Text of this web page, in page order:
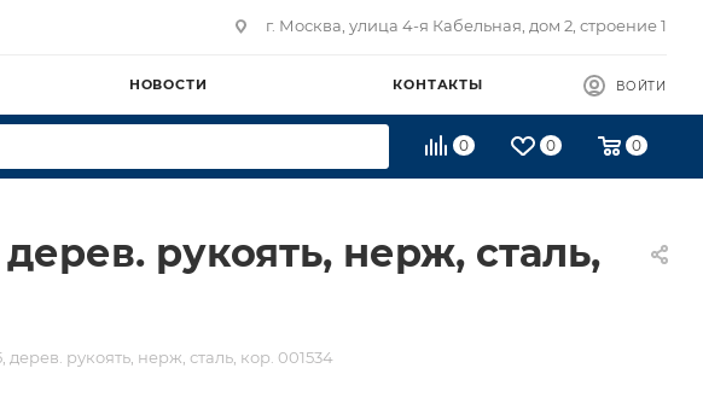
г. Москва, улица 4-я Кабельная, дом 2, строение 1
НОВОСТИ КОНТАКТЫ ВОЙТИ
0 0 0
рукоять, нерж, сталь,
рукоять, нерж, сталь, кор. 001534